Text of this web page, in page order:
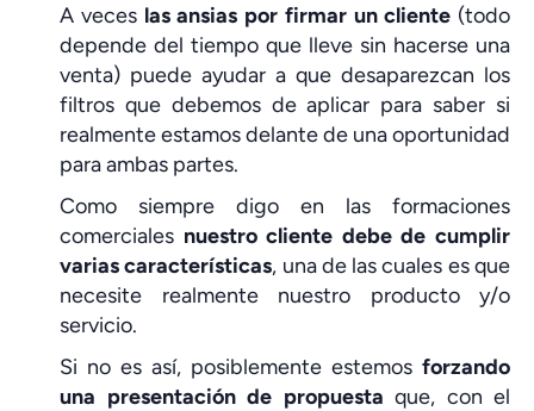
A veces las ansias por firmar un cliente (todo
depende del tiempo que lleve sin hacerse una
venta) puede ayudar a que desaparezcan los
filtros que debemos de aplicar para saber si
realmente estamos delante de una oportunidad
para ambas partes.
Como siempre digo en las formaciones
comerciales nuestro cliente debe de cumplir
varias características, una de las cuales es que
necesite realmente nuestro producto y/o
servicio.
Si no es así, posiblemente estemos forzando
una presentación de propuesta que, con el